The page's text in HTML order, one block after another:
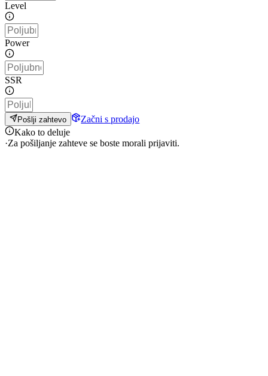
Level
Power
SSR
Pošlji zahtevo
Začni s prodajo
Kako to deluje
·Za pošiljanje zahteve se boste morali prijaviti.